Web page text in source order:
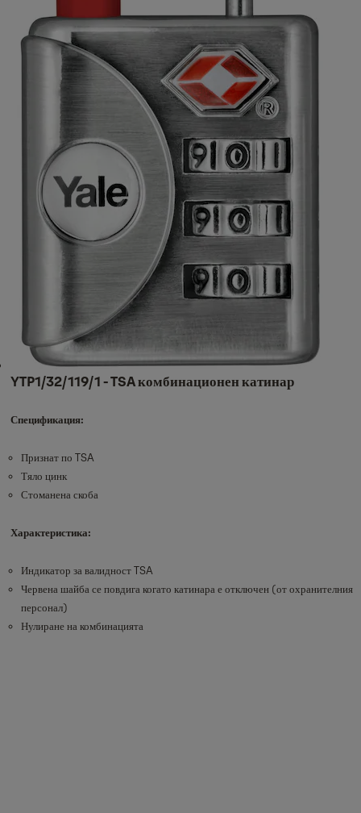
YTP1/32/119/1 - TSA комбинационен катинар
Спецификация:
Признат по TSA
Тяло цинк
Стоманена скоба
Характеристика:
Индикатор за валидност TSA
Червена шайба се повдига когато катинара е отключен (от охранителния
персонал)
Нулиране на комбинацията